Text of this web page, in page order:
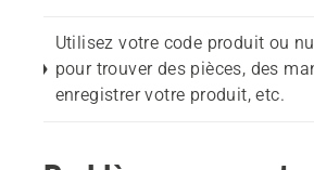
Utilisez votre code produit ou
pour trouver des pièces, des
enregistrer votre produit, etc.